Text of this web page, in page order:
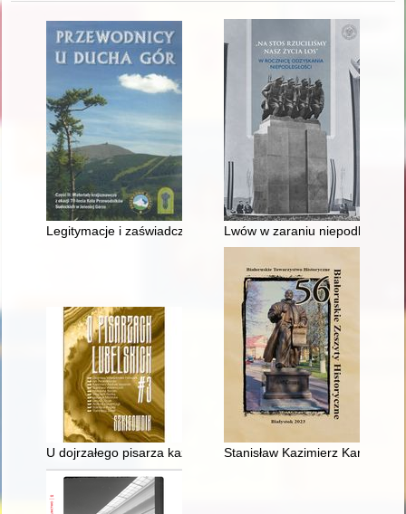
Legitymacje i zaświadczenia Lwów w zaraniu
U dojrzałego pisarza każda podróż jest literacka" :
Stanisław Kazimierz Karp